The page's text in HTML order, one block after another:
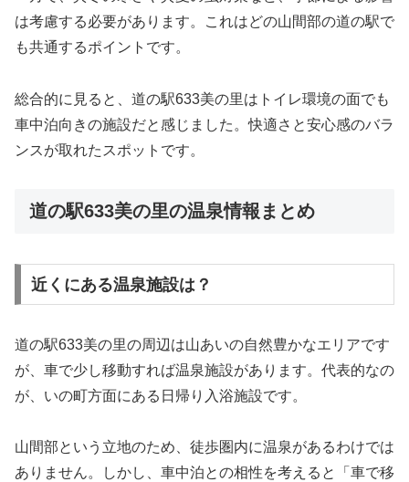
は考慮する必要があります。これはどの山間部の道の駅で
も共通するポイントです。
総合的に見ると、道の駅633美の里はトイレ環境の面でも
車中泊向きの施設だと感じました。快適さと安心感のバラ
ンスが取れたスポットです。
道の駅633美の里の温泉情報まとめ
近くにある温泉施設は？
道の駅633美の里の周辺は山あいの自然豊かなエリアです
が、車で少し移動すれば温泉施設があります。代表的なの
が、いの町方面にある日帰り入浴施設です。
山間部という立地のため、徒歩圏内に温泉があるわけでは
ありません。しかし、車中泊との相性を考えると「車で移